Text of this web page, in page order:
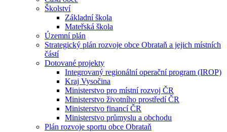
Školství
Základní škola
Mateřská škola
Územní plán
Strategický plán rozvoje obce Obrataň a jejich místních
částí
Dotované projekty
Integrovaný regionální operační program (IROP)
Kraj Vysočina
Ministerstvo pro místní rozvoj ČR
Ministerstvo životního prostředí ČR
Ministerstvo financí ČR
Ministerstvo průmyslu a obchodu
Plán rozvoje sportu obce Obrataň